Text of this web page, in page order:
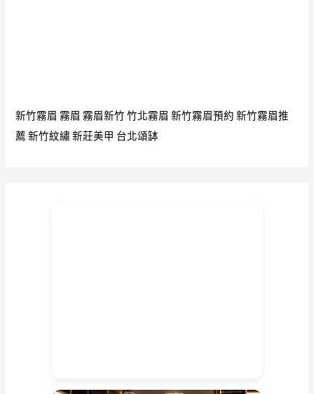
問
事
新竹霧眉 霧眉 霧眉新竹 竹北霧眉 新竹霧眉預約 新竹霧眉推
薦 新竹紋繡 新莊美甲 台北頌缽